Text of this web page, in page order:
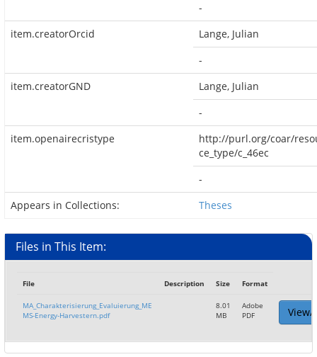
-
item.creatorOrcid
Lange, Julian
-
item.creatorGND
Lange, Julian
-
item.openairecristype
http://purl.org/coar/
ce_type/c_46ec
-
Appears in Collections:
Theses
Files in This Item:
File Description Size Format
MA_Charakterisierung_Evaluierung_ME
MS-Energy-Harvestern.pdf
8.01
MB
Adobe
PDF
View/